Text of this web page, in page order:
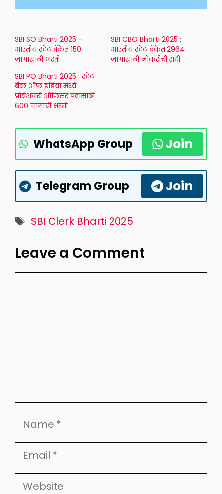
SBI SO Bharti 2025 –
भारतीय स्टेट बँकेत 150
जागांसाठी भरती
SBI CBO Bharti 2025 :
भारतीय स्टेट बँकेत 2964
जागांसाठी नोकरीची संधी
SBI PO Bharti 2025 : स्टेट
बँक ऑफ इंडिया मध्ये
प्रोबेशनरी ऑफिसर पदासाठी
600 जागांची भरती
WhatsApp Group Join
Telegram Group Join
Tags
SBI Clerk Bharti 2025
Leave a Comment
Name
Email
Website